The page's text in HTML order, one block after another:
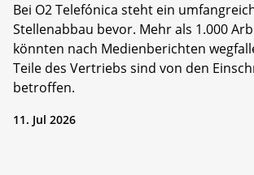
Bei O2 Telefónica steht ein
Stellenabbau bevor. Mehr als 1.000
könnten nach Medienberichten
Teile des Vertriebs sind von den
betroffen.
11. Jul 2026